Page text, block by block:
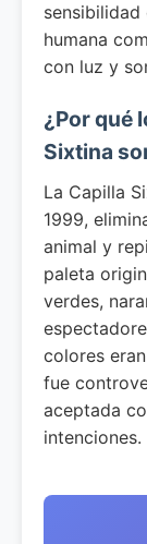
humana
con luz y
¿Por qué
Sixtina
La Capilla
1999,
animal y
paleta
verdes,
colores
fue
aceptada
intenciones.